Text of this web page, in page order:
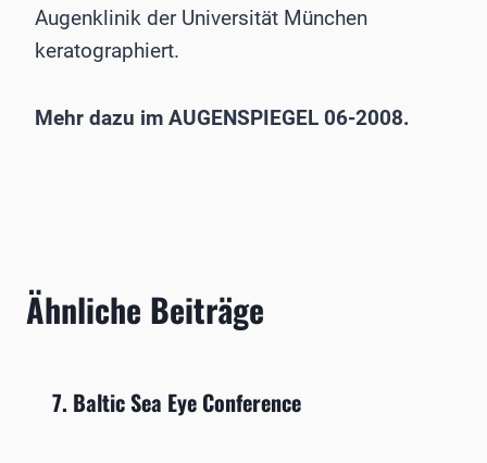
Augenklinik der Universität München
keratographiert.
Mehr dazu im AUGENSPIEGEL 06-2008.
Ähnliche Beiträge
7. Baltic Sea Eye Conference